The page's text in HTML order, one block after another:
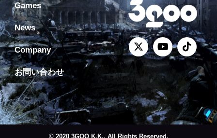
Games
News
Company
お問い合わせ
© 2020 3GOO K.K., All Rights Reserved.